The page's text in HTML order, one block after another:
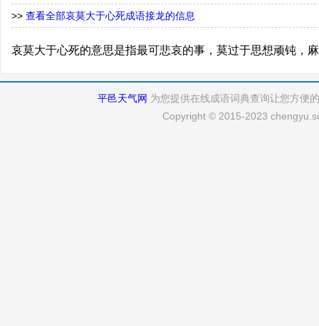
>> 查看全部哀莫大于心死成语接龙的信息
哀莫大于心死的意思是指最可悲哀的事，莫过于思想顽钝，
平邑天气网 为您提供在线成语词典查询让您方便
Copyright © 2015-2023